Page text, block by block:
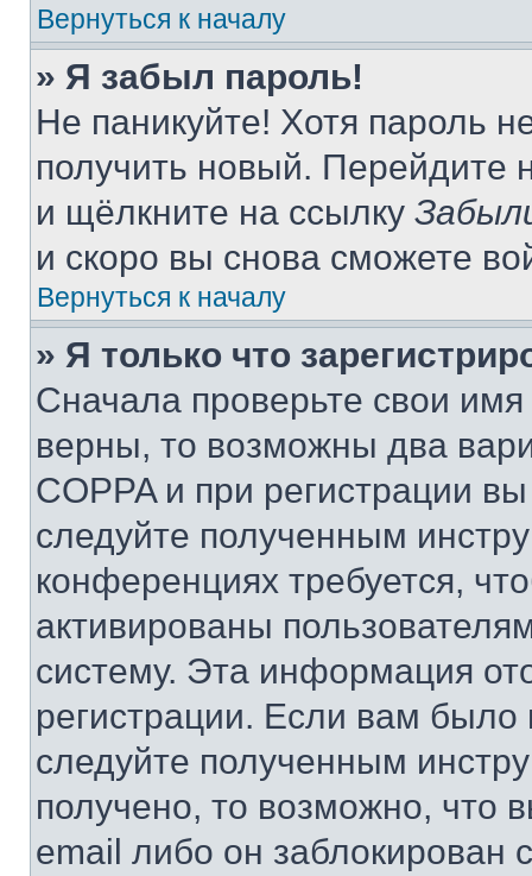
Вернуться к началу
» Я забыл пароль!
Не паникуйте! Хотя пароль
получить новый. Перейдите
и щёлкните на ссылку
и скоро вы снова сможете
Вернуться к началу
» Я только что
Сначала проверьте свои
верны, то возможны два
COPPA и при регистрации
следуйте полученным
конференциях требуется,
активированы
систему. Эта информация
регистрации. Если вам
следуйте полученным
получено, то возможно, что
email либо он